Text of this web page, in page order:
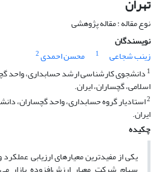
تهران
نوع مقاله : مقاله پژوهشی
نویسندگان
زینب شجاعی
1 محسن احمدی2
1 دانشجوی کارشناسی ارشد حسابداری، واحد
اسلامی، گچساران، ایران.
2استادیار گروه حسابداری، واحد گچساران،
ایران.
چکیده
یکی از مفیدترین معیارهای ارزیابی